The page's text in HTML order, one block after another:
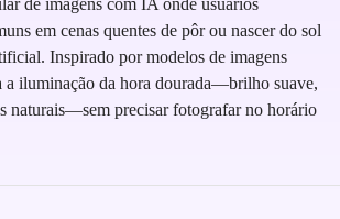
em cenas quentes de pôr ou nascer do sol
Inspirado por modelos de imagens
a iluminação da hora dourada—brilho suave,
naturais—sem precisar fotografar no horário